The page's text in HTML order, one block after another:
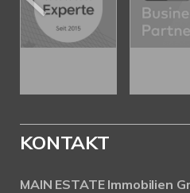
KONTAKT
MAIN ESTATE Immobilien